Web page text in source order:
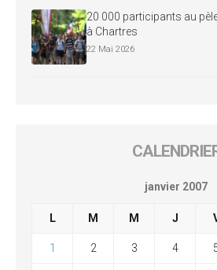
20 000 participants au
à Chartres
22 Mai 2026
janvier 2007
L M M J
1 2 3 4